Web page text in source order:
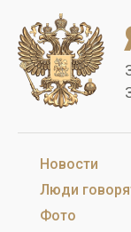
Новости
Люди
Фото